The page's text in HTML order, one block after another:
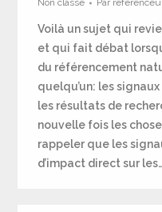
Non classé Par
Voilà un sujet qui
et qui fait débat
du référencement
quelqu’un: les
les résultats de
nouvelle fois les
rappeler que les
d’impact direct sur